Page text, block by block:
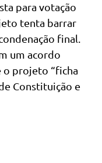
para votação
tenta barrar
final.
um acordo
o projeto “ficha
Constituição e